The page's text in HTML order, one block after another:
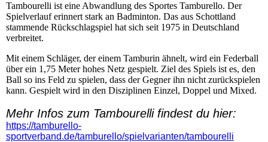
Tambourelli ist eine Abwandlung des Sportes Tamburello. Der
Spielverlauf erinnert stark an Badminton. Das aus Schottland
stammende Rückschlagspiel hat sich seit 1975 in Deutschland
verbreitet.
Mit einem Schläger, der einem Tamburin ähnelt, wird ein Federball
über ein 1,75 Meter hohes Netz gespielt. Ziel des Spiels ist es, den
Ball so ins Feld zu spielen, dass der Gegner ihn nicht zurückspielen
kann. Gespielt wird in den Disziplinen Einzel, Doppel und Mixed.
Mehr Infos zum Tambourelli findest du hier:
https://tamburello-
sportverband.de/tamburello/spielvarianten/tambourelli